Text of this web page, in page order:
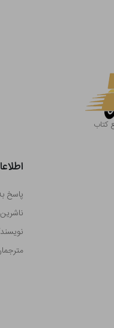
کتاب
پاسخ
ناشرین